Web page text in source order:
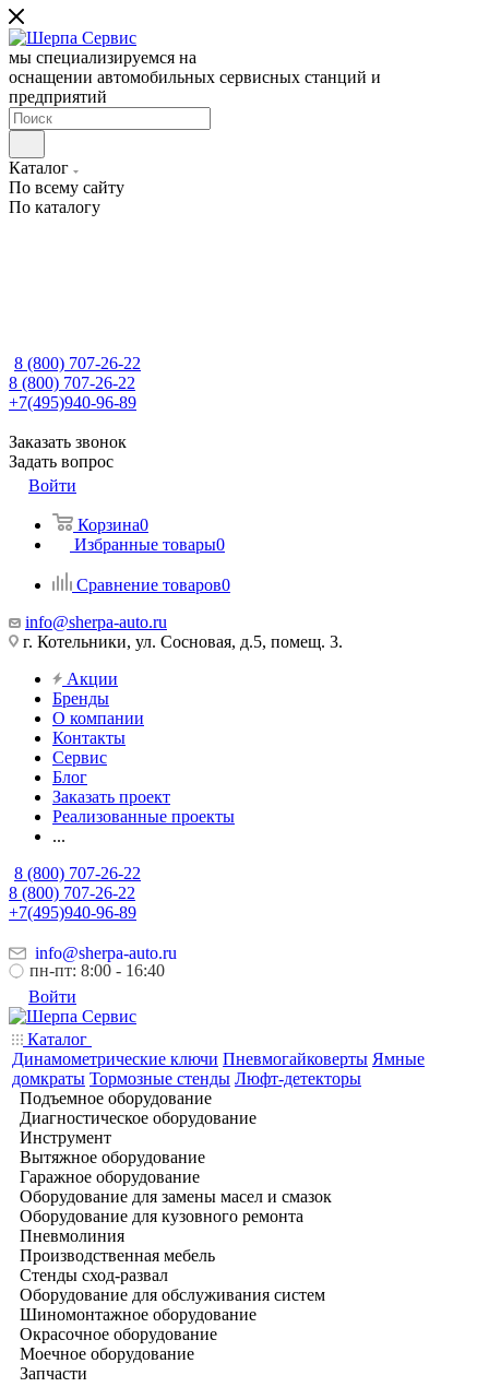
мы специализируемся на
оснащении автомобильных сервисных станций и
предприятий
Каталог
По всему сайту
По каталогу
8 (800) 707-26-22
8 (800) 707-26-22
+7(495)940-96-89
Заказать звонок
Задать вопрос
Войти
Корзина0
Избранные товары0
Сравнение товаров0
info@sherpa-auto.ru
г. Котельники, ул. Сосновая, д.5, помещ. 3.
Акции
Бренды
О компании
Контакты
Сервис
Блог
Заказать проект
Реализованные проекты
...
8 (800) 707-26-22
8 (800) 707-26-22
+7(495)940-96-89
info@sherpa-auto.ru
пн-пт: 8:00 - 16:40
Войти
Каталог
Динамометрические ключи Пневмогайковерты Ямные
домкраты Тормозные стенды Люфт-детекторы
Подъемное оборудование
Диагностическое оборудование
Инструмент
Вытяжное оборудование
Гаражное оборудование
Оборудование для замены масел и смазок
Оборудование для кузовного ремонта
Пневмолиния
Производственная мебель
Стенды сход-развал
Оборудование для обслуживания систем
Шиномонтажное оборудование
Окрасочное оборудование
Моечное оборудование
Запчасти